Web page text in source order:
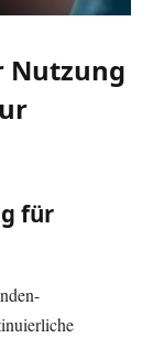
Nutzung
für